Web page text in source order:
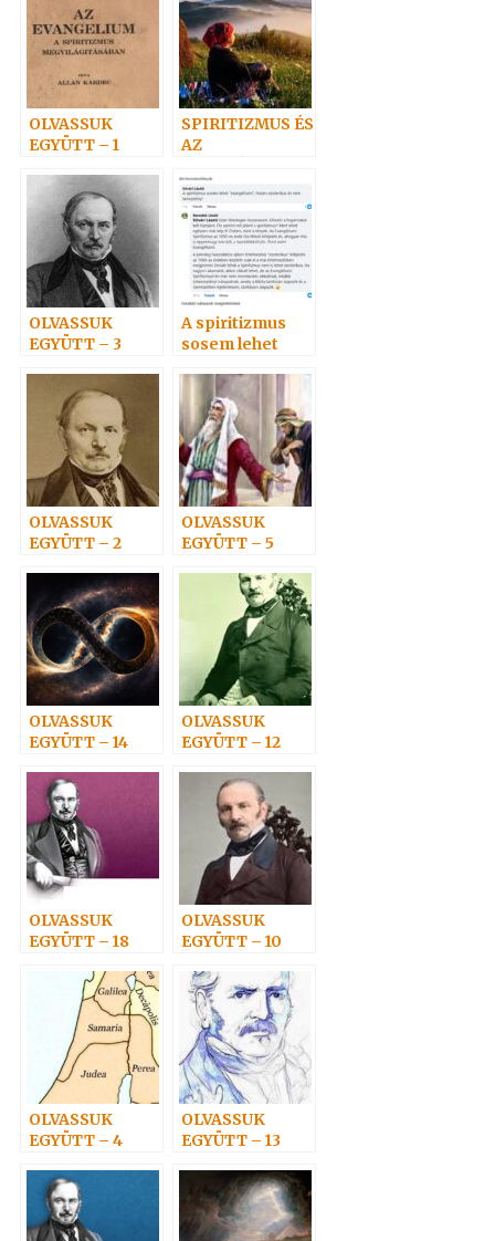
OLVASSUK
EGYÜTT – 1
SPIRITIZMUS ÉS
AZ
SPIRITIZMUS
OLVASSUK
EGYÜTT – 3
A spiritizmus
sosem lehet
OLVASSUK
EGYÜTT – 2
OLVASSUK
EGYÜTT – 5
OLVASSUK
EGYÜTT – 14
OLVASSUK
EGYÜTT – 12
OLVASSUK
EGYÜTT – 18
OLVASSUK
EGYÜTT – 10
OLVASSUK
EGYÜTT – 4
OLVASSUK
EGYÜTT – 13